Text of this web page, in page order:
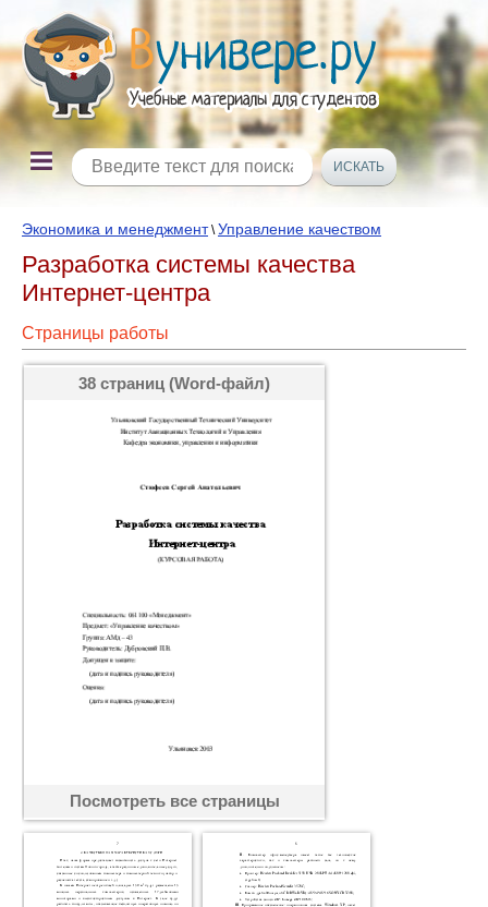
Экономика и менеджмент\Управление качеством
Разработка системы качества
Интернет-центра
Страницы работы
38 страниц (Word-файл)
Посмотреть все страницы